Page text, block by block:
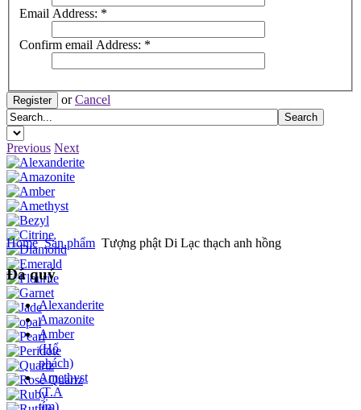
Email Address: *
Confirm email Address: *
Register orCancel
Previous Next
Home Sản phẩm Tượng phật Di Lạc thạch anh hồng
Đá quý
Alexanderite
Amazonite
Amber
(Hổ
phách)
Amethyst
(T.A
tím)